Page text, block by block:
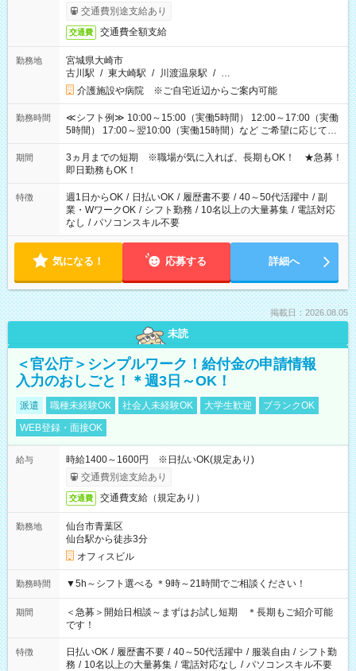
交通費別途支給あり
交通費 交通費全額支給
勤務地
宮城県大崎市
古川駅 / 東大崎駅 / 川渡温泉駅 / …
介護施設や病院 ※ご自宅近辺からご案内可能
勤務時間
≪シフト例≫ 10:00～15:00（実働5時間） 12:00～17:00（実働
5時間） 17:00～翌10:00（実働15時間）など ご希望に応じて、
働く時間は調整できます！ お気軽に担当へ相談ください！
期間
3ヵ月までの短期 ※職場が気に入れば、長期もOK！ ★急募！
即日勤務もOK！
特徴 週1日からOK / 日払いOK / 履歴書不要 / 40～50代活躍中 / 副
業・WワークOK / シフト勤務 / 10名以上の大量募集 / 電話対応
なし / パソコンスキル不要
気になる！ 応募する 詳細へ
掲載日：2026.08.05
未読
＜官公庁＞シンプルワーク！給付金の申請情報
入力のおしごと！＊週3日～OK！
派遣 職種未経験OK 社会人未経験OK 大学生歓迎
ブランクOK
WEB登録・面接OK
給与
時給1400～1600円 ※日払いOK(規定あり)
交通費別途支給あり
交通費 交通費支給（規定あり）
勤務地
仙台市青葉区
仙台駅から徒歩3分
オフィスビル
勤務時間 ▼5h～シフト選べる ＊9時～21時間でご相談ください！
期間
＜急募＞開始日相談～まずはお試し短期 ＊長期もご紹介可能
です！
特徴 日払いOK / 履歴書不要 / 40～50代活躍中 / 服装自由 / シフト勤
務 / 10名以上の大量募集 / 電話対応なし / パソコンスキル不要